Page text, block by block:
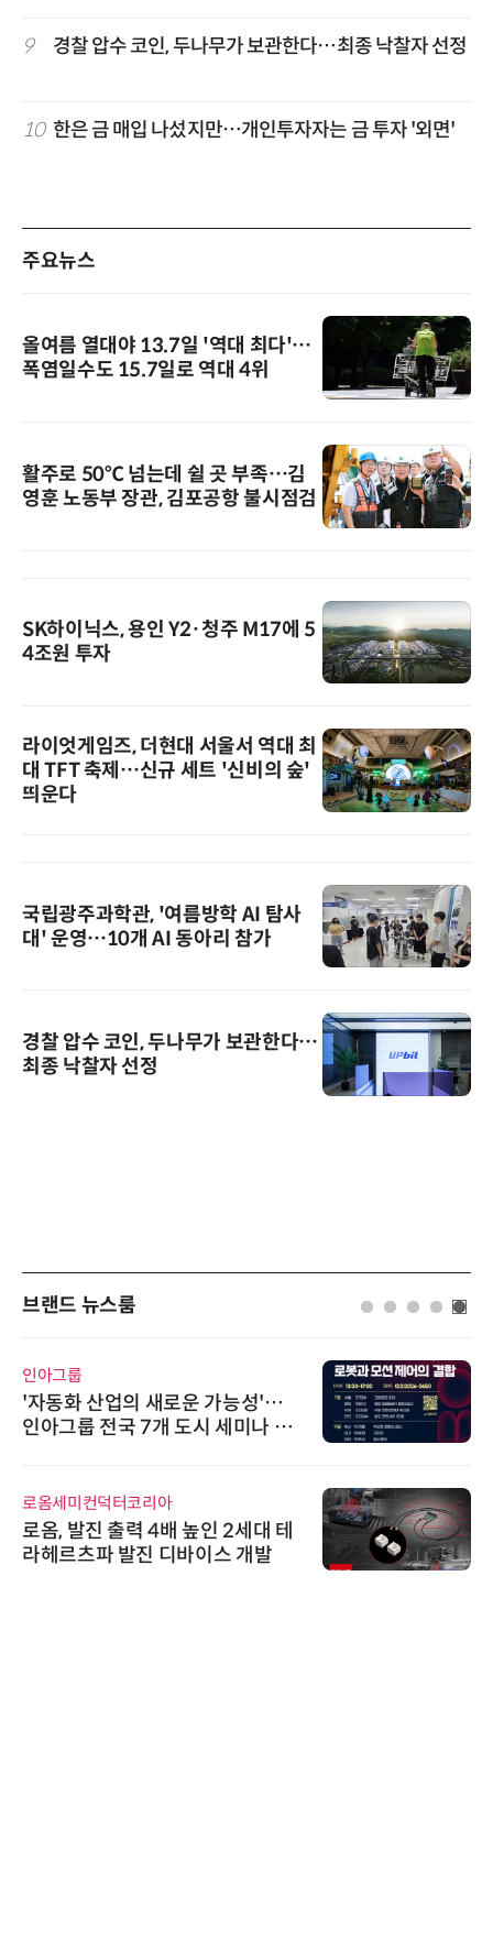
9 경찰 압수 코인, 두나무가 보관한다…최종 낙찰자 선정
10 한은 금 매입 나섰지만…개인투자자는 금 투자 '외면'
주요뉴스
올여름 열대야 13.7일 '역대 최다'…
폭염일수도 15.7일로 역대 4위
활주로 50℃ 넘는데 쉴 곳 부족…김
영훈 노동부 장관, 김포공항 불시점검
SK하이닉스, 용인 Y2·청주 M17에 5
4조원 투자
라이엇게임즈, 더현대 서울서 역대 최
대 TFT 축제…신규 세트 '신비의 숲'
띄운다
국립광주과학관, '여름방학 AI 탐사
대' 운영…10개 AI 동아리 참가
경찰 압수 코인, 두나무가 보관한다…
최종 낙찰자 선정
브랜드 뉴스룸
인아그룹
'자동화 산업의 새로운 가능성'…
인아그룹 전국 7개 도시 세미나 페
로옴세미컨덕터코리아
로옴, 발진 출력 4배 높인 2세대 테
라헤르츠파 발진 디바이스 개발